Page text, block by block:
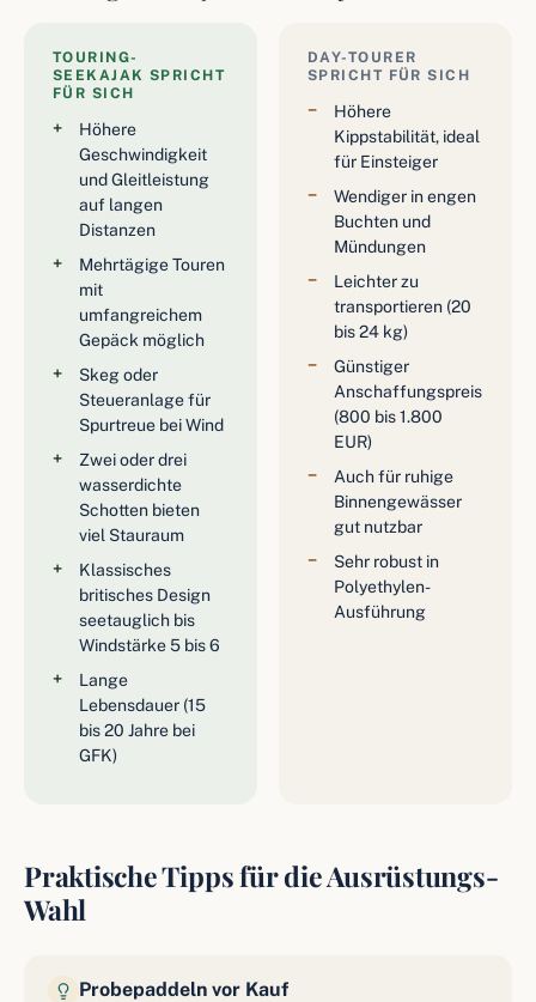
TOURING-
SEEKAJAK SPRICHT
FÜR SICH
Höhere
Geschwindigkeit
und Gleitleistung
auf langen
Distanzen
Mehrtägige Touren
mit
umfangreichem
Gepäck möglich
Skeg oder
Steueranlage für
Spurtreue bei Wind
Zwei oder drei
wasserdichte
Schotten bieten
viel Stauraum
Klassisches
britisches Design
seetauglich bis
Windstärke 5 bis 6
Lange
Lebensdauer (15
bis 20 Jahre bei
GFK)
DAY-TOURER
SPRICHT FÜR SICH
Höhere
Kippstabilität, ideal
für Einsteiger
Wendiger in engen
Buchten und
Mündungen
Leichter zu
transportieren (20
bis 24 kg)
Günstiger
Anschaffungspreis
(800 bis 1.800
EUR)
Auch für ruhige
Binnengewässer
gut nutzbar
Sehr robust in
Polyethylen-
Ausführung
Praktische Tipps für die Ausrüstungs-
Wahl
Probepaddeln vor Kauf